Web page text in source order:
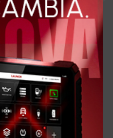
nella
dei veicoli
Elettrici
PERCORSO